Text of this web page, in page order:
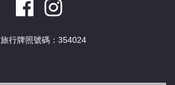
旅行牌照號碼：354024